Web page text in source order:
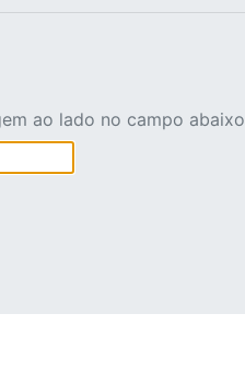
ao lado no campo abaixo